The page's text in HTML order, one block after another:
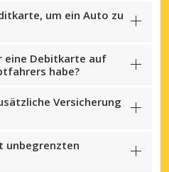
um ein Auto zu
eine Debitkarte auf
habe?
Versicherung
unbegrenzten